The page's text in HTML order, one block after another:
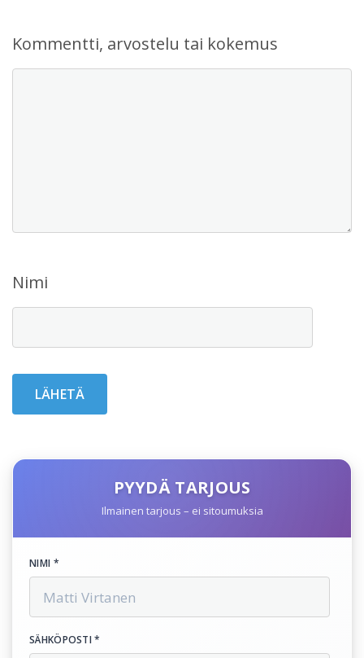
Kommentti, arvostelu tai kokemus
Nimi
PYYDÄ TARJOUS
Ilmainen tarjous – ei sitoumuksia
NIMI *
SÄHKÖPOSTI *